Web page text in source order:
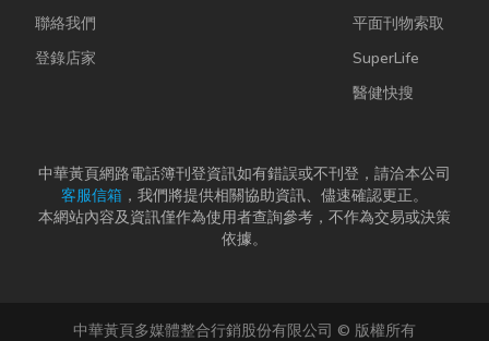
聯絡我們
登錄店家
平面刊物索取
SuperLife
醫健快搜
中華黃頁網路電話簿刊登資訊如有錯誤或不刊登，請洽本公司
客服信箱 ，我們將提供相關協助資訊、儘速確認更正。
本網站內容及資訊僅作為使用者查詢參考，不作為交易或決策
依據。
中華黃頁多媒體整合行銷股份有限公司 © 版權所有